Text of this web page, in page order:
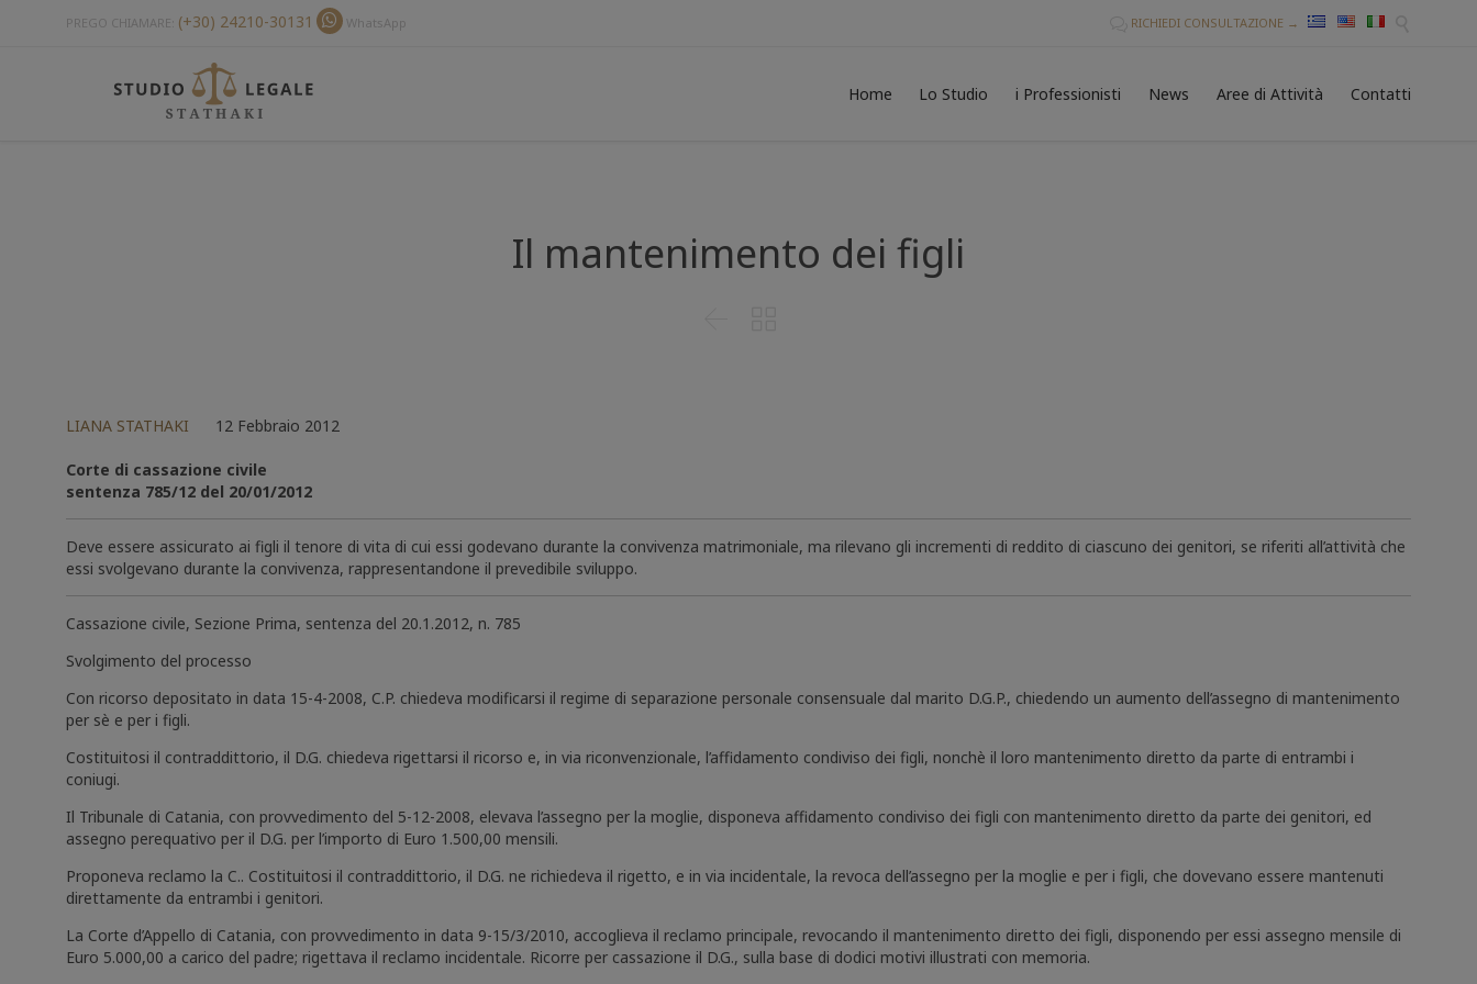
PREGO CHIAMARE: (+30) 24210-30131 WhatsApp RICHIEDI CONSULTAZIONE →
Home Lo Studio i Professionisti News Aree di Attività Contatti
Il mantenimento dei figli
LIANA STATHAKI 12 Febbraio 2012
Corte di cassazione civile
sentenza 785/12 del 20/01/2012
Deve essere assicurato ai figli il tenore di vita di cui essi godevano durante la convivenza matrimoniale, ma rilevano gli incrementi di reddito di ciascuno dei genitori, se riferiti all’attività che
essi svolgevano durante la convivenza, rappresentandone il prevedibile sviluppo.
Cassazione civile, Sezione Prima, sentenza del 20.1.2012, n. 785
Svolgimento del processo
Con ricorso depositato in data 15-4-2008, C.P. chiedeva modificarsi il regime di separazione personale consensuale dal marito D.G.P., chiedendo un aumento dell’assegno di mantenimento
per sè e per i figli.
Costituitosi il contraddittorio, il D.G. chiedeva rigettarsi il ricorso e, in via riconvenzionale, l’affidamento condiviso dei figli, nonchè il loro mantenimento diretto da parte di entrambi i
coniugi.
Il Tribunale di Catania, con provvedimento del 5-12-2008, elevava l’assegno per la moglie, disponeva affidamento condiviso dei figli con mantenimento diretto da parte dei genitori, ed
assegno perequativo per il D.G. per l’importo di Euro 1.500,00 mensili.
Proponeva reclamo la C.. Costituitosi il contraddittorio, il D.G. ne richiedeva il rigetto, e in via incidentale, la revoca dell’assegno per la moglie e per i figli, che dovevano essere mantenuti
direttamente da entrambi i genitori.
La Corte d’Appello di Catania, con provvedimento in data 9-15/3/2010, accoglieva il reclamo principale, revocando il mantenimento diretto dei figli, disponendo per essi assegno mensile di
Euro 5.000,00 a carico del padre; rigettava il reclamo incidentale. Ricorre per cassazione il D.G., sulla base di dodici motivi illustrati con memoria.